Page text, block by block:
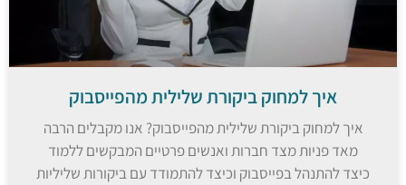
איך למחוק ביקורת שלילית מהפייסבוק
איך למחוק ביקורת שלילית מהפייסבוק? אנו מקבלים הרבה
מאד פניות מצד חברות ואנשים פרטיים המבקשים ללמוד
כיצד להתנהל בפייסבוק וכיצד להתמודד עם ביקורות שליליות